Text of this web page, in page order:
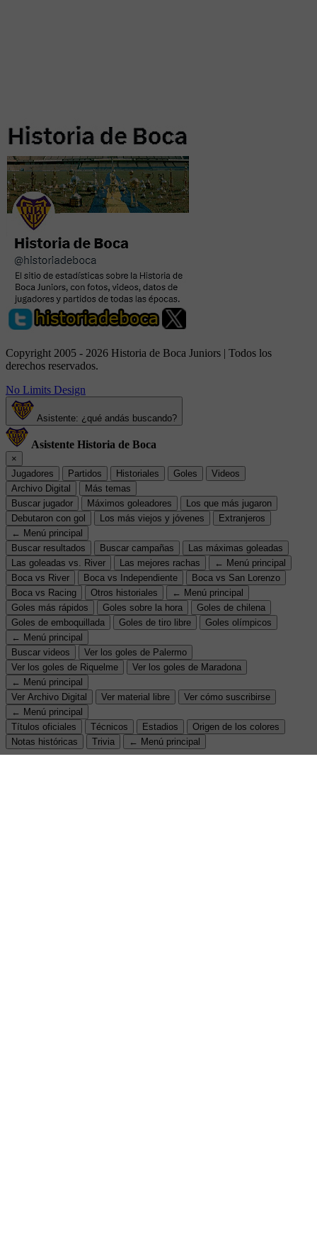
Copyright 2005 - 2026 Historia de Boca Juniors | Todos los
derechos reservados.
No Limits Design
Asistente: ¿qué andás buscando?
Asistente Historia de Boca
×
Jugadores
Partidos Historiales Goles
Videos
Archivo Digital
Más temas
Buscar jugador
Máximos goleadores
Los que más jugaron
Debutaron con gol
Los más viejos y jóvenes
Extranjeros
← Menú principal
Buscar resultados
Buscar campañas
Las máximas goleadas
Las goleadas vs. River
Las mejores rachas
← Menú principal
Boca vs River
Boca vs Independiente
Boca vs San Lorenzo
Boca vs Racing
Otros historiales
← Menú principal
Goles más rápidos
Goles sobre la hora
Goles de chilena
Goles de emboquillada
Goles de tiro libre
Goles olímpicos
← Menú principal
Buscar videos
Ver los goles de Palermo
Ver los goles de Riquelme
Ver los goles de Maradona
← Menú principal
Ver Archivo Digital
Ver material libre
Ver cómo suscribirse
← Menú principal
Títulos oficiales
Técnicos Estadios
Origen de los colores
Notas históricas
Trivia ← Menú principal